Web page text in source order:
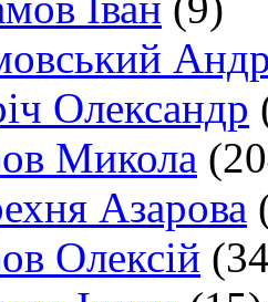
Олександр
Микола
Азарова
Олексій